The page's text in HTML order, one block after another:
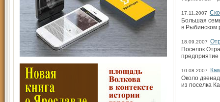
17.11.2007
Большая
в Рыбинском
18.09.2007
Поселок
предприятие
10.08.2007
Около
из поселка